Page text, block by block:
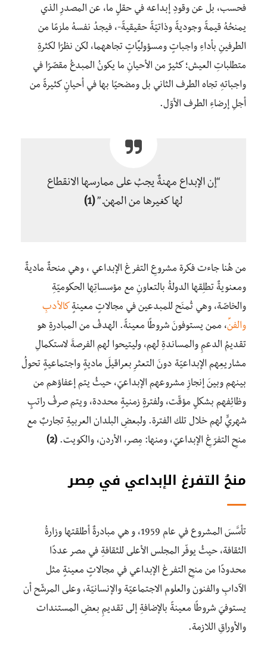
فحسب، بل عن وقودِ إبداعه في حقلٍ ما، عن المصدرِ الذي
يمنحُهُ قيمةً وجوديةً وذاتيّةً حقيقيةً-، فيجدُ نفسهُ ملزمًا من
الطرفينِ بأداءِ واجباتٍ ومسؤوليِّاتٍ تجاههما، لكن نظرًا لكثرةِ
متطلباتِ العيش؛ كثيرٌ من الأحيانِ ما يكونُ المبدعُ مقصّرًا في
واجباتهِ تجاه الطرف الثاني بل ومضحيًا بها في أحيانٍ كثيرةً من
أجلِ إرضاءِ الطرف الأوّل.
“إن الإبداع مهنةٌ يجبُ على ممارسها الانقطاع
لها كغيرها من المهن.”(1)
من هُنا جاءت فكرة مشروعِ التفرغ الإبداعي ، وهي منحةٌ ماديةٌ
ومعنويةٌ تطلِقها الدولةُ بالتعاونِ مع مؤسساتِها الحكوميّةِ
والخاصّة، وهي تُمنَح للمبدعين في مجالاتٍ معينةٍ كالأدبِ
والفنِّ، ممن يستوفونَ شروطًا معينةً. الهدفُ من المبادرةِ هو
تقديمُ الدعمِ والمساندةِ لهم، وليتيحوا لهم الفرصةَ لاستكمالِ
مشاريعِهم الإبداعيّة دونَ التعثرِ بعراقيلَ ماديةٍ واجتماعيةٍ تحولُ
بينهم وبينَ إنجازِ مشروعهم الإبداعيّ، حيثُ يتم إعفاؤهم من
وظائِفهم بشكلٍ مؤقّت، ولفترةٍ زمنيةٍ محددة، ويتم صرفُ راتبٍ
شهريٍّ لهم خلال تلك الفترة. ولبعضِ البلدان العربيةِ تجاربٌ مع
منحِ التفرّغِ الإبداعيّ، ومنها: مِصر، الأردن، والكويت. (2)
منحُ التفرغ الإبداعي في مِصر
تأسَّسَ المشروع في عام 1959، و هي مبادرةٌ أطلقتها وزارةُ
الثقافة، حيثُ يوفّر المجلس الأعلى للثقافةِ في مصر عددًا
محدودًا من منحِ التفرغ الإبداعي في مجالاتٍ معينةٍ مثل
الآدابِ والفنون والعلوم الاجتماعيّة والإنسانيّة، وعلى المرشّح أن
يستوفيَ شروطًا معينةً بالإضافةِ إلى تقديمِ بعضِ المستندات
والأوراقِ اللازمة.